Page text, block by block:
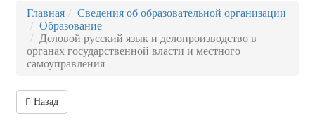
Главная
Сведения об образовательной организации
Образование
Деловой русский язык и делопроизводство в
органах государственной власти и местного
самоуправления
Назад